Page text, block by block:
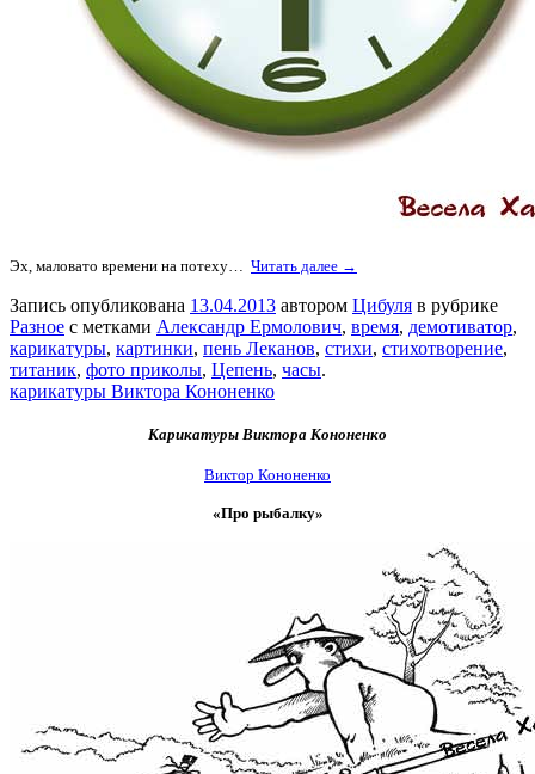
Эх, маловато времени на потеху… Читать далее →
Запись опубликована 13.04.2013 автором Цибуля в рубрике
Разное с метками Александр Ермолович, время, демотиватор,
карикатуры, картинки, пень Леканов, стихи, стихотворение,
титаник, фото приколы, Цепень, часы.
карикатуры Виктора Кононенко
Карикатуры Виктора Кононенко
Виктор Кононенко
«Про рыбалку»